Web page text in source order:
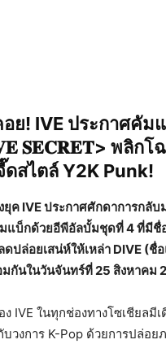
ย! IVE ประกาศคัม
𝐒𝐄𝐂𝐑𝐄𝐓> พลิกโ
สไตล์ Y2K Punk!
ค IVE ประกาศศักดาการกลับ
แบ็กด้วยอีพีอัลบั้มชุดที่ 4 ที่มีชื่
ดปล่อยเสน่ห์ให้เหล่า DIVE (
มกันในวันจันทร์ที่ 25 สิงหาคม
IVE ในทุกช่องทางโซเชียลมีเ
วงการ K-Pop ด้วยการปล่อ